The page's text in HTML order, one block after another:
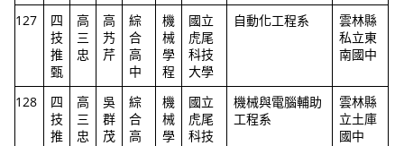
127
四
技
推
甄
高
三
忠
高
艿
芹
綜
合
高
中
機
械
學
程
國立
虎尾
科技
大學
自動化工程系
雲林縣
私立東
南國中
128
四
技
推
高
三
忠
吳
群
茂
綜
合
高
機
械
學
國立
虎尾
科技
機械與電腦輔助
工程系
雲林縣
立土庫
國中